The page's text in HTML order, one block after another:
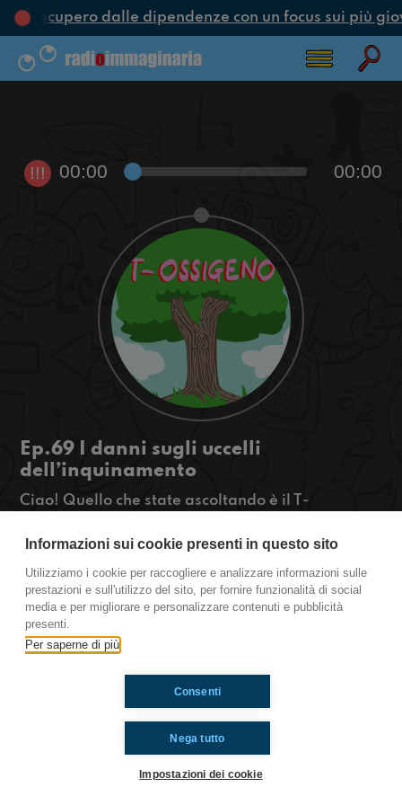
e recupero dalle dipendenze con un focus sui più
!!! 00:00 00:00
Ep.69 I danni sugli uccelli
dell’inquinamento
Ciao! Quello che state ascoltando è il T-
radioimmaginaria in cui vi parlo di ambiente,
dell'inquinamento acustico e luminoso sugli
uccelli.
https://www.radioimmaginaria.it
Ti è piaciuto? Condividilo!
Informazioni sui cookie presenti in questo sito
Utilizziamo i cookie per raccogliere e analizzare informazioni sulle
prestazioni e sull'utilizzo del sito, per fornire funzionalità di social
media e per migliorare e personalizzare contenuti e pubblicità
presenti.
Per saperne di più
Nega tutto
Consenti
Impostazioni dei cookie